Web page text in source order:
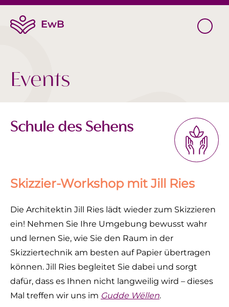
Events
Schule des Sehens
Skizzier-Workshop mit Jill Ries
Die Architektin Jill Ries lädt wieder zum Skizzieren
ein! Nehmen Sie Ihre Umgebung bewusst wahr
und lernen Sie, wie Sie den Raum in der
Skizziertechnik am besten auf Papier übertragen
können. Jill Ries begleitet Sie dabei und sorgt
dafür, dass es Ihnen nicht langweilig wird – dieses
Mal treffen wir uns im Gudde Wëllen.